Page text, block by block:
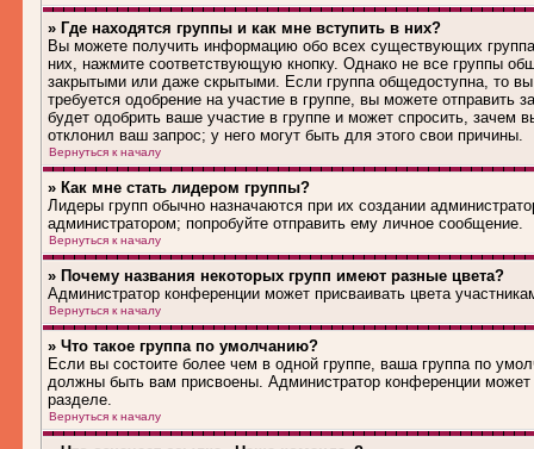
» Где находятся группы и как мне вступить в них?
Вы можете получить информацию обо всех существующих
них, нажмите соответствующую кнопку. Однако не все группы
закрытыми или даже скрытыми. Если группа общедоступна, то
требуется одобрение на участие в группе, вы можете
будет одобрить ваше участие в группе и может спросить, зачем
отклонил ваш запрос; у него могут быть для этого свои причины.
Вернуться к началу
» Как мне стать лидером группы?
Лидеры групп обычно назначаются при их создании
администратором; попробуйте отправить ему личное сообщение.
Вернуться к началу
» Почему названия некоторых групп имеют разные цвета?
Администратор конференции может присваивать цвета
Вернуться к началу
» Что такое группа по умолчанию?
Если вы состоите более чем в одной группе, ваша группа по
должны быть вам присвоены. Администратор конференции
разделе.
Вернуться к началу